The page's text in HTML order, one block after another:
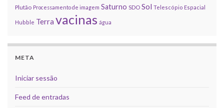
Plutão Processamento de imagem Saturno SDO Sol Telescópio Espacial
Hubble Terra vacinas água
META
Iniciar sessão
Feed de entradas